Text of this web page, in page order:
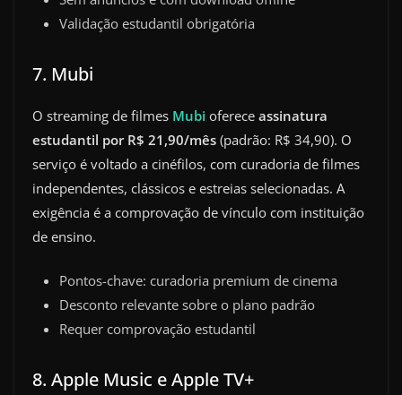
Validação estudantil obrigatória
7. Mubi
O streaming de filmes Mubi oferece assinatura
estudantil por R$ 21,90/mês (padrão: R$ 34,90). O
serviço é voltado a cinéfilos, com curadoria de filmes
independentes, clássicos e estreias selecionadas. A
exigência é a comprovação de vínculo com instituição
de ensino.
Pontos-chave: curadoria premium de cinema
Desconto relevante sobre o plano padrão
Requer comprovação estudantil
8. Apple Music e Apple TV+